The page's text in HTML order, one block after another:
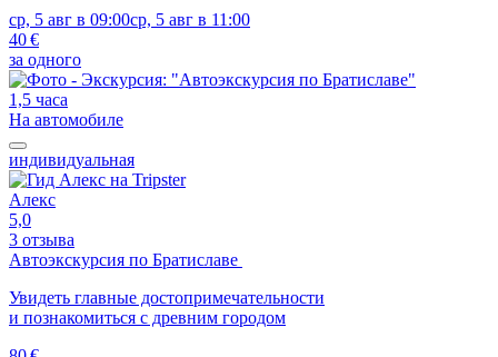
ср, 5 авг в 09:00ср, 5 авг в 11:00
40 €
за одного
1,5 часа
На автомобиле
индивидуальная
Алекс
5,0
3 отзыва
Автоэкскурсия по Братиславе
Увидеть главные достопримечательности
и познакомиться с древним городом